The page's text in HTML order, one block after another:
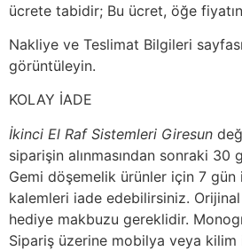
ücrete tabidir; Bu ücret, öğe
Nakliye ve Teslimat Bilgileri
görüntüleyin.
KOLAY İADE
İkinci El Raf Sistemleri Giresun
siparişin alınmasından sonraki 30
Gemi döşemelik ürünler için 7 gün
kalemleri iade edebilirsiniz.
hediye makbuzu gereklidir.
Sipariş üzerine mobilya veya